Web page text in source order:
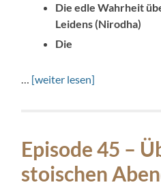
Die edle Wahrheit
Leidens (Nirodha)
Die
… [weiter lesen]
Episode 45 –
stoischen